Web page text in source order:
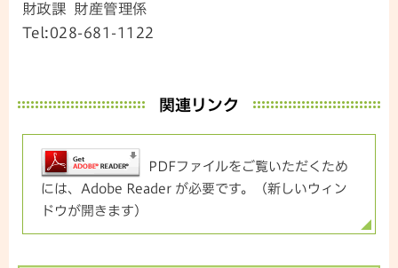
財政課 財産管理係
Tel:028-681-1122
関連リンク
PDFファイルをご覧いただくため
には、Adobe Reader が必要です。（新しいウィン
ドウが開きます）